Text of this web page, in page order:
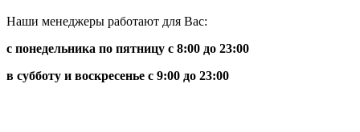
Наши менеджеры работают для Вас:
с понедельника по пятницу с 8:00 до 23:00
в субботу и воскресенье с 9:00 до 23:00